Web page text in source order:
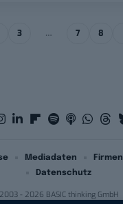
3 … 7 8
- 2026 BASIC thinking GmbH
Mediadaten Firmen
Datenschutz